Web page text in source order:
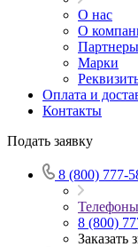
О нас
О
Партнеры
Марки
Оплата и
Контакты
Подать заявку
8 (800) 777-
Телефоны
8 (800)
Заказать